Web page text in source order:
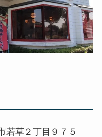
若草２丁目９７５